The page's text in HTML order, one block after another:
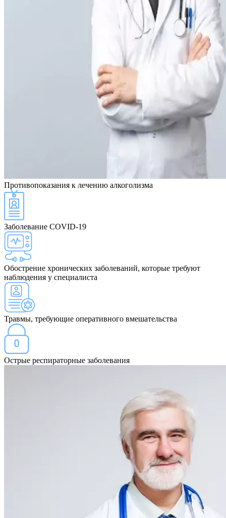
Противопоказания к лечению алкоголизма
Заболевание COVID-19
Обострение хронических заболеваний, которые требуют
наблюдения у специалиста
Травмы, требующие оперативного вмешательства
Острые респираторные заболевания